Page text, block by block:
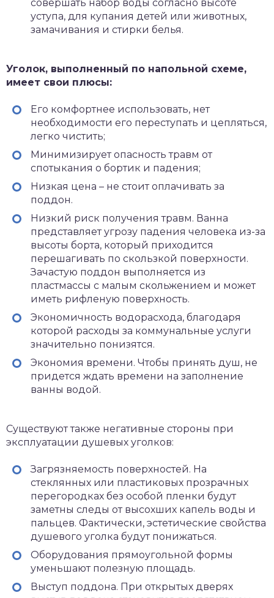
совершать набор воды согласно высоте
уступа, для купания детей или животных,
замачивания и стирки белья.
Уголок, выполненный по напольной схеме,
имеет свои плюсы:
Его комфортнее использовать, нет
необходимости его переступать и цепляться,
легко чистить;
Минимизирует опасность травм от
спотыкания о бортик и падения;
Низкая цена – не стоит оплачивать за
поддон.
Низкий риск получения травм. Ванна
представляет угрозу падения человека из-за
высоты борта, который приходится
перешагивать по скользкой поверхности.
Зачастую поддон выполняется из
пластмассы с малым скольжением и может
иметь рифленую поверхность.
Экономичность водорасхода, благодаря
которой расходы за коммунальные услуги
значительно понизятся.
Экономия времени. Чтобы принять душ, не
придется ждать времени на заполнение
ванны водой.
Существуют также негативные стороны при
эксплуатации душевых уголков:
Загрязняемость поверхностей. На
стеклянных или пластиковых прозрачных
перегородках без особой пленки будут
заметны следы от высохших капель воды и
пальцев. Фактически, эстетические свойства
душевого уголка будут понижаться.
Оборудования прямоугольной формы
уменьшают полезную площадь.
Выступ поддона. При открытых дверях